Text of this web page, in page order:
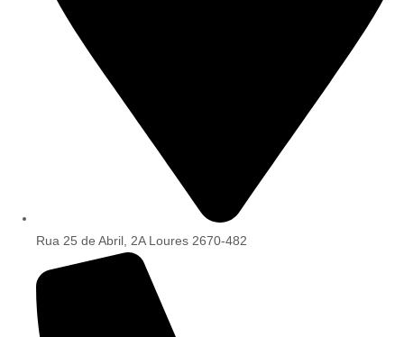
Rua 25 de Abril, 2A Loures 2670-482